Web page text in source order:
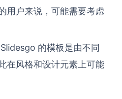
用户来说，可能需要考虑
Slidesgo 的模板是由不同
在风格和设计元素上可能